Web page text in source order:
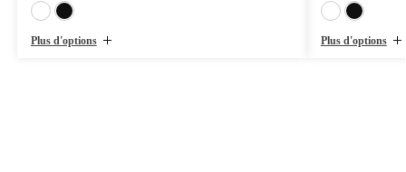
Plus d'options Plus d'options